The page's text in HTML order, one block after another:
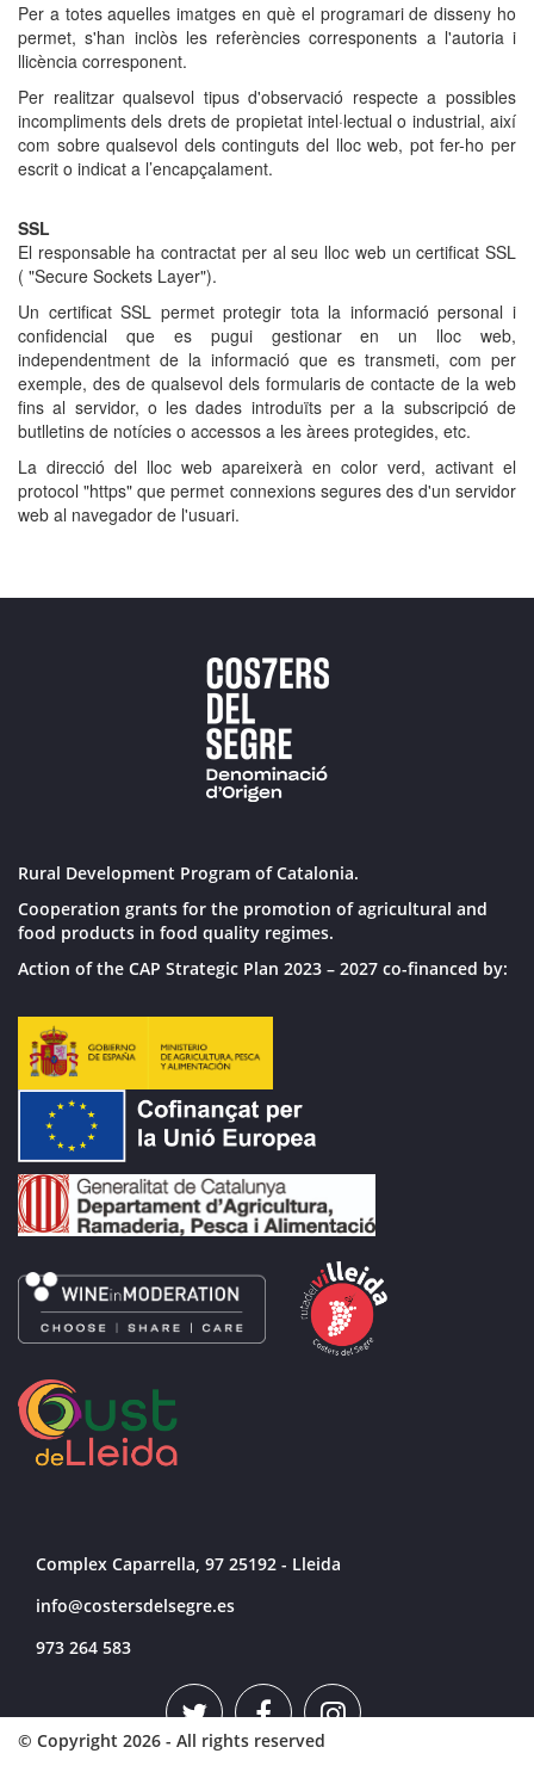
Per a totes aquelles imatges en què el programari de disseny ho
permet, s'han inclòs les referències corresponents a l'autoria i
llicència corresponent.
Per realitzar qualsevol tipus d'observació respecte a possibles
incompliments dels drets de propietat intel·lectual o industrial, així
com sobre qualsevol dels continguts del lloc web, pot fer-ho per
escrit o indicat a l’encapçalament.
SSL
El responsable ha contractat per al seu lloc web un certificat SSL
( "Secure Sockets Layer").
Un certificat SSL permet protegir tota la informació personal i
confidencial que es pugui gestionar en un lloc web,
independentment de la informació que es transmeti, com per
exemple, des de qualsevol dels formularis de contacte de la web
fins al servidor, o les dades introduïts per a la subscripció de
butlletins de notícies o accessos a les àrees protegides, etc.
La direcció del lloc web apareixerà en color verd, activant el
protocol "https" que permet connexions segures des d'un servidor
web al navegador de l'usuari.
Rural Development Program of Catalonia.
Cooperation grants for the promotion of agricultural and
food products in food quality regimes.
Action of the CAP Strategic Plan 2023 – 2027 co-financed by:
Complex Caparrella, 97 25192 - Lleida
info@costersdelsegre.es
973 264 583
© Copyright 2026 - All rights reserved